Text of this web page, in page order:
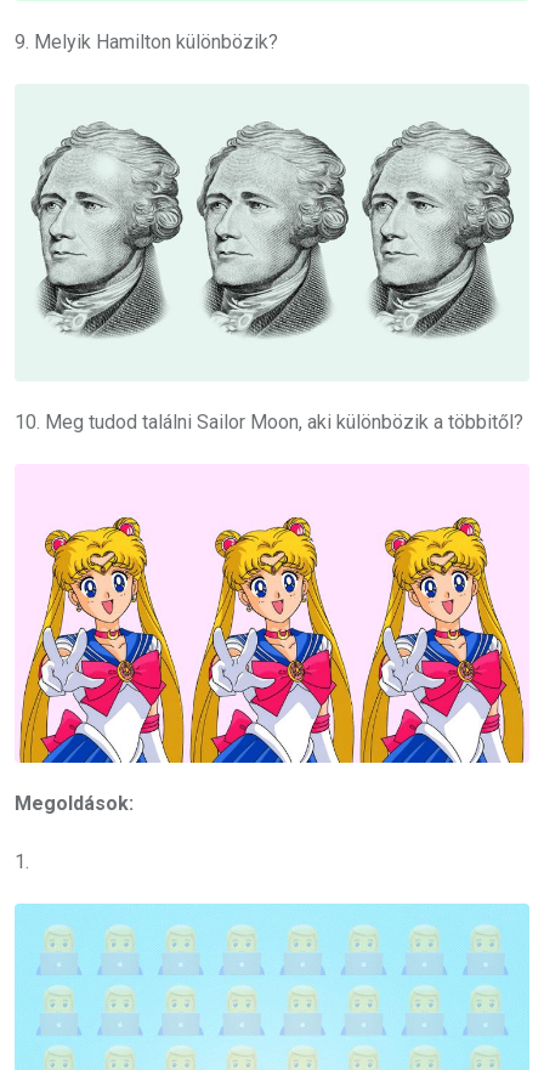
9. Melyik Hamilton különbözik?
10. Meg tudod találni Sailor Moon, aki különbözik a többitől?
Megoldások:
1.